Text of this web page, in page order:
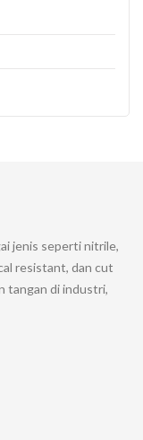
jenis seperti nitrile,
resistant, dan cut
tangan di industri,